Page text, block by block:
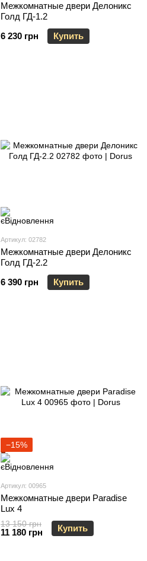
Межкомнатные двери Делоникс
Голд ГД-1.2
6 230 грн
Купить
Артикул: 02782
Межкомнатные двери Делоникс
Голд ГД-2.2
6 390 грн
Купить
−15%
Артикул: 00965
Межкомнатные двери Paradise
Lux 4
13 150 грн
11 180 грн Купить